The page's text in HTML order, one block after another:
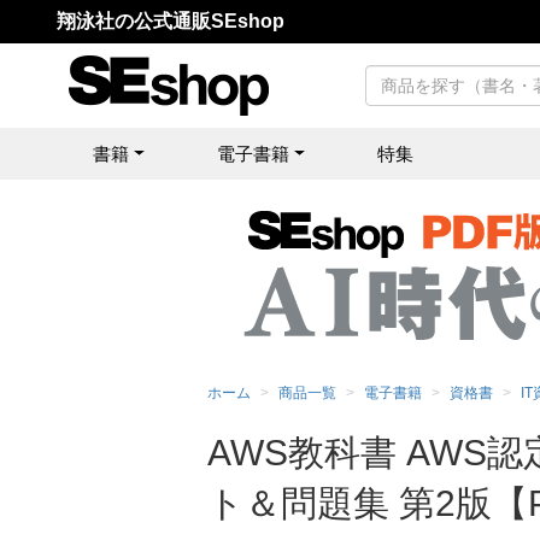
翔泳社の公式通販SEshop
書籍 電子書籍 特集
ホーム 商品一覧 電子書籍 資格書 IT
AWS教科書 AWS
ト＆問題集 第2版